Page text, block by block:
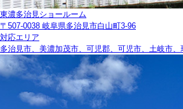
東濃多治見ショールーム
〒507-0038 岐阜県多治見市白山町3-96
対応エリア
多治見市、美濃加茂市、可児郡、可児市、土岐市